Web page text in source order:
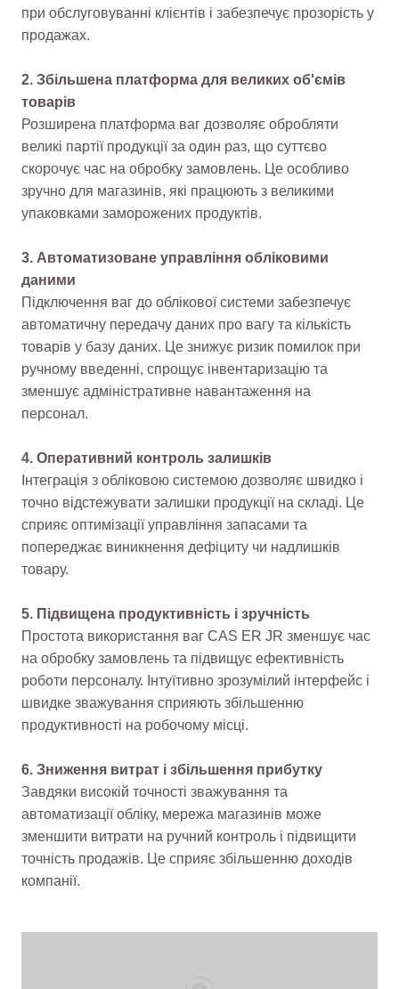
при обслуговуванні клієнтів і забезпечує прозорість у
продажах.
2. Збільшена платформа для великих об'ємів
товарів
Розширена платформа ваг дозволяє обробляти
великі партії продукції за один раз, що суттєво
скорочує час на обробку замовлень. Це особливо
зручно для магазинів, які працюють з великими
упаковками заморожених продуктів.
3. Автоматизоване управління обліковими
даними
Підключення ваг до облікової системи забезпечує
автоматичну передачу даних про вагу та кількість
товарів у базу даних. Це знижує ризик помилок при
ручному введенні, спрощує інвентаризацію та
зменшує адміністративне навантаження на
персонал.
4. Оперативний контроль залишків
Інтеграція з обліковою системою дозволяє швидко і
точно відстежувати залишки продукції на складі. Це
сприяє оптимізації управління запасами та
попереджає виникнення дефіциту чи надлишків
товару.
5. Підвищена продуктивність і зручність
Простота використання ваг CAS ER JR зменшує час
на обробку замовлень та підвищує ефективність
роботи персоналу. Інтуїтивно зрозумілий інтерфейс і
швидке зважування сприяють збільшенню
продуктивності на робочому місці.
6. Зниження витрат і збільшення прибутку
Завдяки високій точності зважування та
автоматизації обліку, мережа магазинів може
зменшити витрати на ручний контроль і підвищити
точність продажів. Це сприяє збільшенню доходів
компанії.